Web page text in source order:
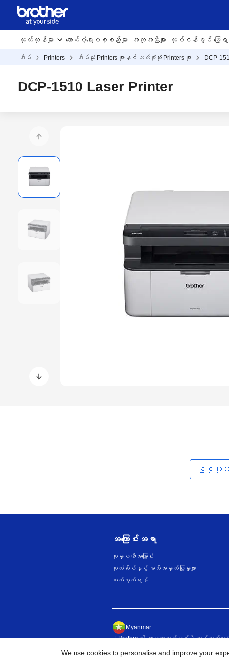
ထုတ်ကုန်များ ထောက်ပံ့ရေးပစ္စည်းများ အကူအညီများ လုပ်ငန်းခွင် ဖြေရှင်း
အိမ် Printers အိမ်သုံး Printers များနှင့် ဘက်စုံသုံး Printers များ DCP-
DCP-1510 Laser Printer
ခြုံငုံသုံး
အကြောင်းအရာ
ကုမ္ပဏီအကြောင်း
ဆုတံဆိပ်နှင့် အသိအမှတ်ပြုမှုများ
ဆက်သွယ်ရန်
Myanmar
Brother ၏ ကမ္ဘာတစ်ဝန်းရှိ ကွန်ယက်များ
2026
We use cookies to personalise and improve your